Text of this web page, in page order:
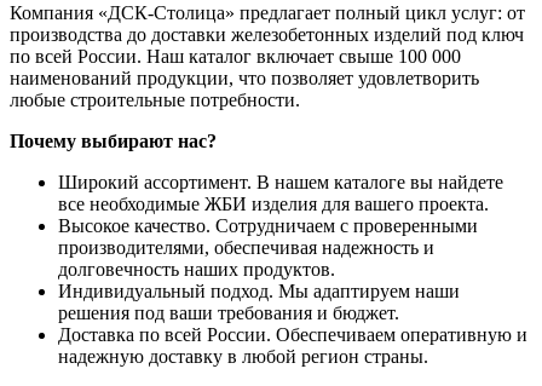
Компания «ДСК-Столица» предлагает полный цикл услуг: от
производства до доставки железобетонных изделий под ключ
по всей России. Наш каталог включает свыше 100 000
наименований продукции, что позволяет удовлетворить
любые строительные потребности.
Почему выбирают нас?
Широкий ассортимент. В нашем каталоге вы найдете
все необходимые ЖБИ изделия для вашего проекта.
Высокое качество. Сотрудничаем с проверенными
производителями, обеспечивая надежность и
долговечность наших продуктов.
Индивидуальный подход. Мы адаптируем наши
решения под ваши требования и бюджет.
Доставка по всей России. Обеспечиваем оперативную и
надежную доставку в любой регион страны.